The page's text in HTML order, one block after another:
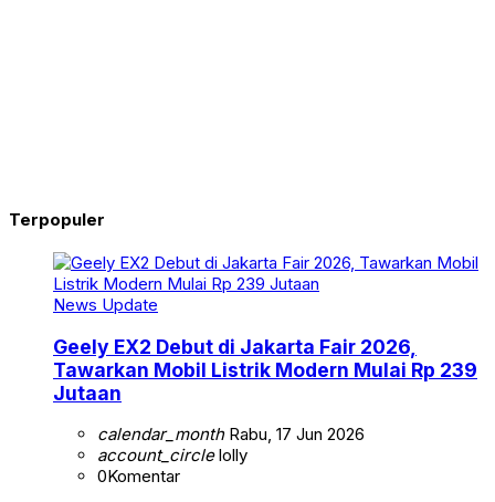
Terpopuler
News Update
Geely EX2 Debut di Jakarta Fair 2026,
Tawarkan Mobil Listrik Modern Mulai Rp 239
Jutaan
calendar_monthRabu, 17 Jun 2026
account_circlelolly
0Komentar